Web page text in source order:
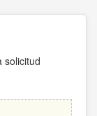
solicitud